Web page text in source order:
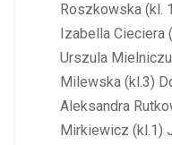
Roszkowska (kl.
Izabella Cieciera
Urszula
Milewska (kl.3)
Aleksandra
Mirkiewicz (kl.1)